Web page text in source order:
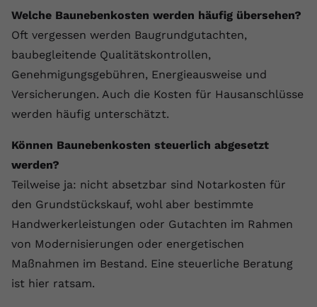
Welche Baunebenkosten werden häufig übersehen?
Oft vergessen werden Baugrundgutachten,
baubegleitende Qualitätskontrollen,
Genehmigungsgebühren, Energieausweise und
Versicherungen. Auch die Kosten für Hausanschlüsse
werden häufig unterschätzt.
Können Baunebenkosten steuerlich abgesetzt
werden?
Teilweise ja: nicht absetzbar sind Notarkosten für
den Grundstückskauf, wohl aber bestimmte
Handwerkerleistungen oder Gutachten im Rahmen
von Modernisierungen oder energetischen
Maßnahmen im Bestand. Eine steuerliche Beratung
ist hier ratsam.